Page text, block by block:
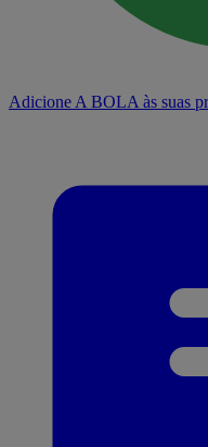
Adicione A BOLA às suas